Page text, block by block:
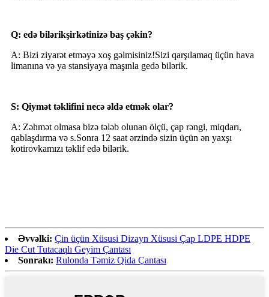
Q: edə bilərikşirkətinizə baş çəkin?
A: Bizi ziyarət etməyə xoş gəlmisiniz!Sizi qarşılamaq üçün hava
limanına və ya stansiyaya maşınla gedə bilərik.
S: Qiymət təklifini necə əldə etmək olar?
A: Zəhmət olmasa bizə tələb olunan ölçü, çap rəngi, miqdarı,
qablaşdırma və s.Sonra 12 saat ərzində sizin üçün ən yaxşı
kotirovkamızı təklif edə bilərik.
Əvvəlki: Çin üçün Xüsusi Dizayn Xüsusi Çap LDPE HDPE
Die Cut Tutacaqlı Geyim Çantası
Sonrakı: Rulonda Təmiz Qida Çantası